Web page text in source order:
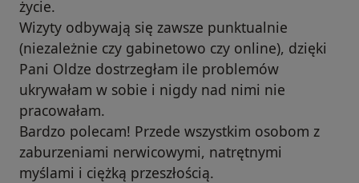
życie.
Wizyty odbywają się zawsze punktualnie
(niezależnie czy gabinetowo czy online), dzięki
Pani Oldze dostrzegłam ile problemów
ukrywałam w sobie i nigdy nad nimi nie
pracowałam.
Bardzo polecam! Przede wszystkim osobom z
zaburzeniami nerwicowymi, natrętnymi
myślami i ciężką przeszłością.